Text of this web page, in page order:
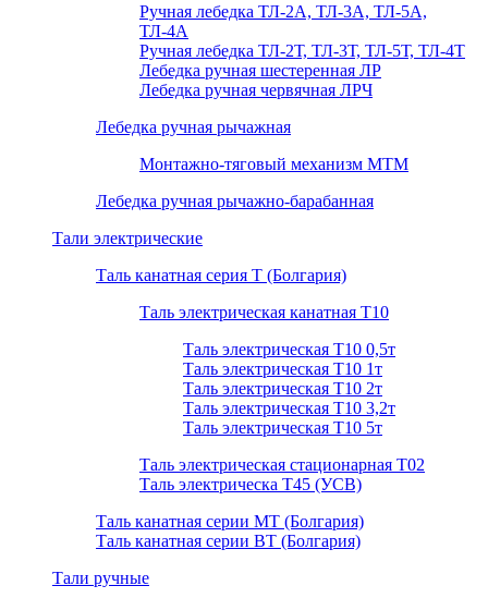
Ручная лебедка ТЛ-2А, ТЛ-3А, ТЛ-5А,
ТЛ-4А
Ручная лебедка ТЛ-2Т, ТЛ-3Т, ТЛ-5Т, ТЛ-4Т
Лебедка ручная шестеренная ЛР
Лебедка ручная червячная ЛРЧ
Лебедка ручная рычажная
Монтажно-тяговый механизм МТМ
Лебедка ручная рычажно-барабанная
Тали электрические
Таль канатная серия Т (Болгария)
Таль электрическая канатная Т10
Таль электрическая Т10 0,5т
Таль электрическая Т10 1т
Таль электрическая Т10 2т
Таль электрическая Т10 3,2т
Таль электрическая Т10 5т
Таль электрическая стационарная Т02
Таль электрическа T45 (УСВ)
Таль канатная серии МТ (Болгария)
Таль канатная серии ВТ (Болгария)
Тали ручные